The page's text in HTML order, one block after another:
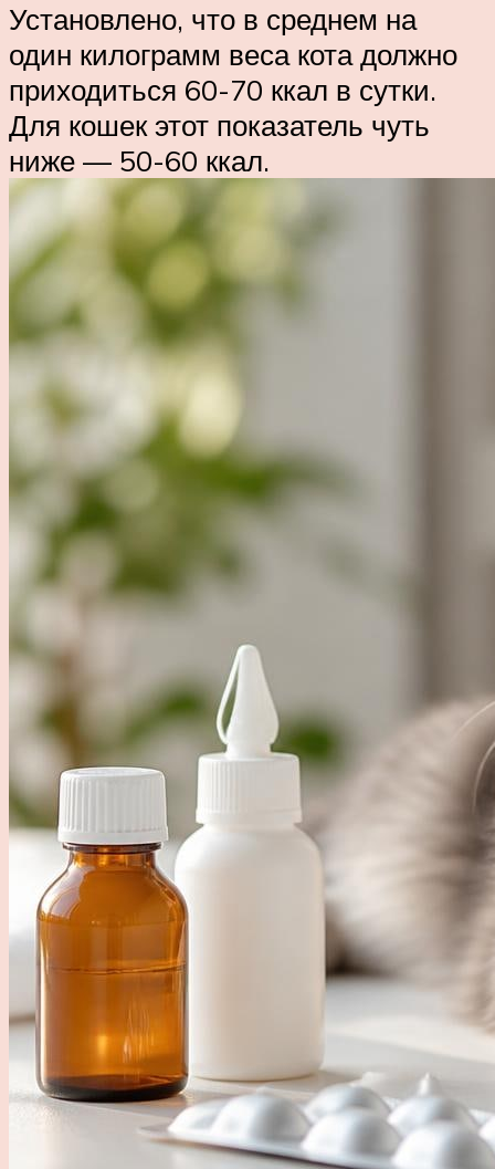
Установлено, что в среднем на
один килограмм веса кота должно
приходиться 60-70 ккал в сутки.
Для кошек этот показатель чуть
ниже — 50-60 ккал.